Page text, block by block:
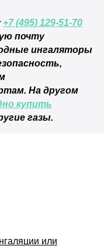
+7 (495) 129-51-70
почту
ингаляторы
На другом
купить
газы.
или